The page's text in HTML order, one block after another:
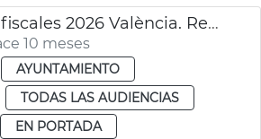
Ordenanzas fiscales 2026 València. Rebaja impuestos
10 meses
AYUNTAMIENTO
TODAS LAS AUDIENCIAS
EN PORTADA